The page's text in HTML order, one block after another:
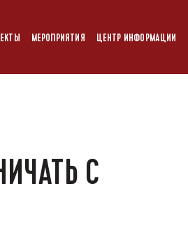
МЕРОПРИЯТИЯ ЦЕНТР ИНФОРМАЦИИ
С